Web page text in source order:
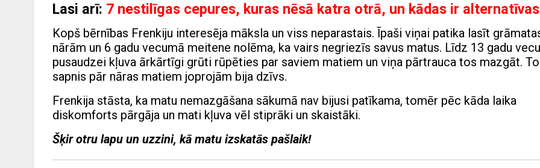
Lasi arī: 7 nestilīgas cepures, kuras nēsā katra otrā, un kādas ir alternatīvas
Kopš bērnības Frenkiju interesēja māksla un viss neparastais. Īpaši viņai patika lasīt
nārām un 6 gadu vecumā meitene nolēma, ka vairs negriezīs savus matus. Līdz 13 gadu
pusaudzei kļuva ārkārtīgi grūti rūpēties par saviem matiem un viņa pārtrauca tos mazgāt.
sapnis pār nāras matiem joprojām bija dzīvs.
Frenkija stāsta, ka matu nemazgāšana sākumā nav bijusi patīkama, tomēr pēc kāda laika
diskomforts pārgāja un mati kļuva vēl stiprāki un skaistāki.
Šķir otru lapu un uzzini, kā matu izskatās pašlaik!